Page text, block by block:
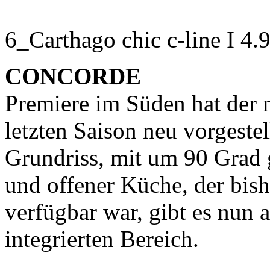
6_Carthago chic c-line I
CONCORDE
Premiere im Süden hat
letzten Saison neu
Grundriss, mit um 90 Grad
und offener Küche, der
verfügbar war, gibt es nun
integrierten Bereich.